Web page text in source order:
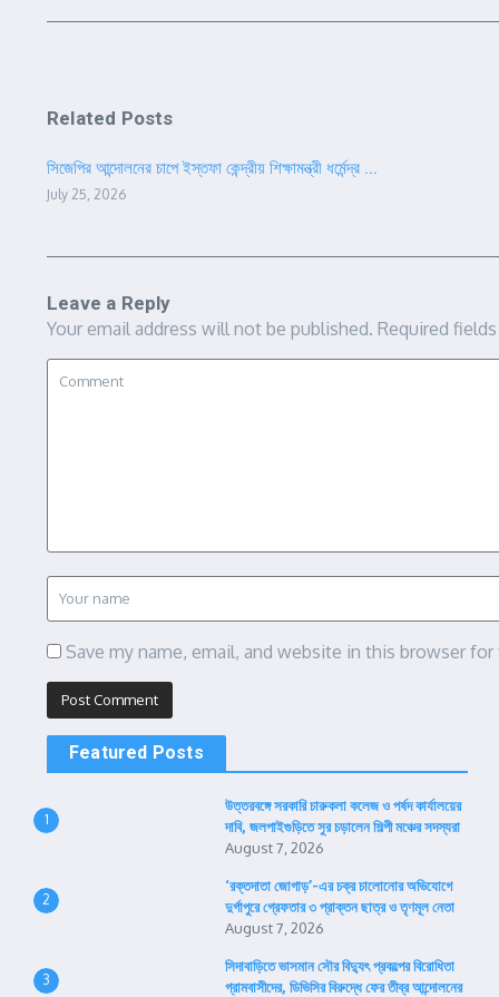
Related Posts
সিজেপির আন্দোলনের চাপে ইস্তফা কেন্দ্রীয় শিক্ষামন্ত্রী ধর্মেন্দ্র ...
July 25, 2026
Leave a Reply
Your email address will not be published. Required
Save my name, email, and website in this browser
Featured Posts
1
উত্তরবঙ্গে সরকারি চারুকলা কলেজ ও পর্ষদ কার্যালয়ের
দাবি, জলপাইগুড়িতে সুর চড়ালেন শিল্পী মঞ্চের সদস্যরা
August 7, 2026
2
‘রক্তদাতা জোগাড়’-এর চক্র চালোনোর অভিযোগে
দুর্গাপুরে গ্রেফতার ৩ প্রাক্তন ছাত্র ও তৃণমূল নেতা
August 7, 2026
3
সিদাবাড়িতে ভাসমান সৌর বিদ্যুৎ প্রকল্পের বিরোধিতা
গ্রামবাসীদের, ডিভিসির বিরুদ্ধে ফের তীব্র আন্দোলনের